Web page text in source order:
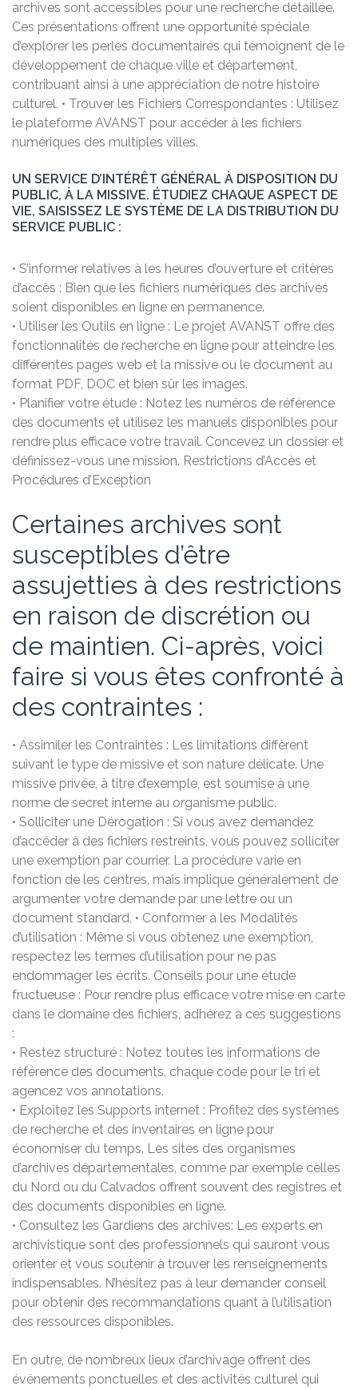
archives sont accessibles pour une recherche détaillée.
Ces présentations offrent une opportunité spéciale
d’explorer les perles documentaires qui témoignent de le
développement de chaque ville et département,
contribuant ainsi à une appréciation de notre histoire
culturel. • Trouver les Fichiers Correspondantes : Utilisez
le plateforme AVANST pour accéder à les fichiers
numériques des multiples villes.
UN SERVICE D’INTÉRÊT GÉNÉRAL À DISPOSITION DU
PUBLIC, À LA MISSIVE. ÉTUDIEZ CHAQUE ASPECT DE
VIE, SAISISSEZ LE SYSTÈME DE LA DISTRIBUTION DU
SERVICE PUBLIC :
• S’informer relatives à les heures d’ouverture et critères
d’accès : Bien que les fichiers numériques des archives
soient disponibles en ligne en permanence.
• Utiliser les Outils en ligne : Le projet AVANST offre des
fonctionnalités de recherche en ligne pour atteindre les
différentes pages web et la missive ou le document au
format PDF, DOC et bien sûr les images.
• Planifier votre étude : Notez les numéros de référence
des documents et utilisez les manuels disponibles pour
rendre plus efficace votre travail. Concevez un dossier et
définissez-vous une mission. Restrictions d’Accès et
Procédures d’Exception
Certaines archives sont
susceptibles d’être
assujetties à des restrictions
en raison de discrétion ou
de maintien. Ci-après, voici
faire si vous êtes confronté à
des contraintes :
• Assimiler les Contraintes : Les limitations diffèrent
suivant le type de missive et son nature délicate. Une
missive privée, à titre d’exemple, est soumise à une
norme de secret interne au organisme public.
• Solliciter une Dérogation : Si vous avez demandez
d’accéder à des fichiers restreints, vous pouvez solliciter
une exemption par courrier. La procédure varie en
fonction de les centres, mais implique généralement de
argumenter votre demande par une lettre ou un
document standard. • Conformer à les Modalités
d’utilisation : Même si vous obtenez une exemption,
respectez les termes d’utilisation pour ne pas
endommager les écrits. Conseils pour une étude
fructueuse : Pour rendre plus efficace votre mise en carte
dans le domaine des fichiers, adhérez à ces suggestions
:
• Restez structuré : Notez toutes les informations de
référence des documents, chaque code pour le tri et
agencez vos annotations.
• Exploitez les Supports internet : Profitez des systèmes
de recherche et des inventaires en ligne pour
économiser du temps. Les sites des organismes
d’archives départementales, comme par exemple celles
du Nord ou du Calvados offrent souvent des registres et
des documents disponibles en ligne.
• Consultez les Gardiens des archives: Les experts en
archivistique sont des professionnels qui sauront vous
orienter et vous soutenir à trouver les renseignements
indispensables. N’hésitez pas à leur demander conseil
pour obtenir des recommandations quant à l’utilisation
des ressources disponibles.
En outre, de nombreux lieux d’archivage offrent des
événements ponctuelles et des activités culturel qui